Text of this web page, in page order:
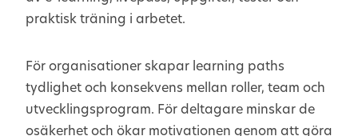
praktisk träning i arbetet.
För organisationer skapar learning paths
tydlighet och konsekvens mellan roller, team och
utvecklingsprogram. För deltagare minskar de
osäkerhet och ökar motivationen genom att göra